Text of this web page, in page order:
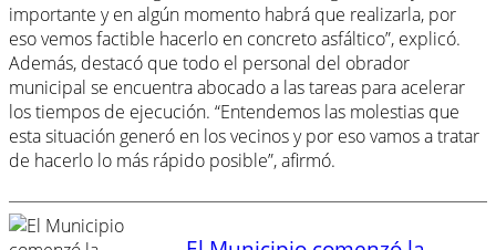
importante y en algún momento habrá que realizarla, por
eso vemos factible hacerlo en concreto asfáltico”, explicó.
Además, destacó que todo el personal del obrador
municipal se encuentra abocado a las tareas para acelerar
los tiempos de ejecución. “Entendemos las molestias que
esta situación generó en los vecinos y por eso vamos a tratar
de hacerlo lo más rápido posible”, afirmó.